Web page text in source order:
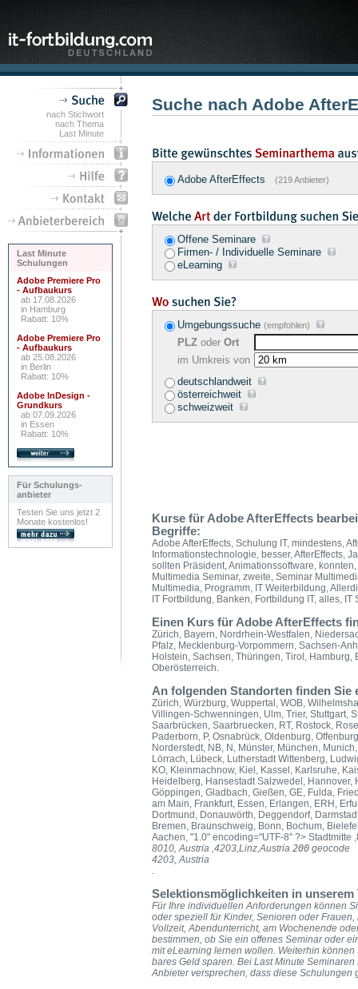
nach Stichwort
nach Thema
Last Minute
Last Minute
Schulungen
Adobe Premiere Pro
- Aufbaukurs
ab 17.08.2026
in Hamburg
Rabatt: 10%
Adobe Premiere Pro
- Aufbaukurs
ab 25.08.2026
in Berlin
Rabatt: 10%
Adobe InDesign -
Grundkurs
ab 07.09.2026
in Essen
Rabatt: 10%
Für Schulungs-
anbieter
Testen Sie uns jetzt 2
Monate kostenlos!
Suche nach Adobe
Adobe AfterEffects (219 Anbieter)
Offene Seminare
Firmen- / Individuelle Seminare
eLearning
Umgebungssuche (empfohlen)
PLZ oder Ort
im Umkreis von
deutschlandweit
österreichweit
schweizweit
Kurse für Adobe AfterEffects
Begriffe:
Adobe AfterEffects, Schulung IT, mindestens,
Informationstechnologie, besser, AfterEffects,
sollten Präsident, Animationssoftware,
Multimedia Seminar, zweite, Seminar
Multimedia, Programm, IT Weiterbildung,
IT Fortbildung, Banken, Fortbildung IT, alles, IT
Einen Kurs für Adobe AfterEffects
Zürich, Bayern, Nordrhein-Westfalen,
Pfalz, Mecklenburg-Vorpommern, Sachsen-
Holstein, Sachsen, Thüringen, Tirol,
Oberösterreich.
An folgenden Standorten finden Sie
Zürich, Würzburg, Wuppertal, WOB,
Villingen-Schwenningen, Ulm, Trier, Stuttgart,
Saarbrücken, Saarbruecken, RT, Rostock,
Paderborn, P, Osnabrück, Oldenburg,
Norderstedt, NB, N, Münster, München,
Lörrach, Lübeck, Lutherstadt Wittenberg,
KO, Kleinmachnow, Kiel, Kassel, Karlsruhe,
Heidelberg, Hansestadt Salzwedel,
Göppingen, Gladbach, Gießen, GE, Fulda,
am Main, Frankfurt, Essen, Erlangen, ERH,
Dortmund, Donauwörth, Deggendorf,
Bremen, Braunschweig, Bonn, Bochum,
Aachen, "1.0" encoding="UTF-8" ?> Stadtmitte
8010, Austria ,4203,Linz,Austria 200 geocode
4203, Austria
.
Selektionsmöglichkeiten in unserem
Für Ihre individuellen Anforderungen können
oder speziell für Kinder, Senioren oder
Vollzeit, Abendunterricht, am Wochenende
bestimmen, ob Sie ein offenes Seminar oder
mit eLearning lernen wollen. Weiterhin
bares Geld sparen. Bei Last Minute
Anbieter versprechen, dass diese Schulungen